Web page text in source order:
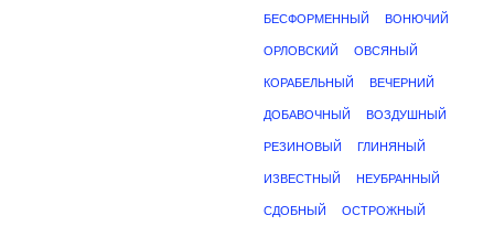
БЕСФОРМЕННЫЙ ВОНЮЧИЙ
ОРЛОВСКИЙ ОВСЯНЫЙ
КОРАБЕЛЬНЫЙ ВЕЧЕРНИЙ
ДОБАВОЧНЫЙ ВОЗДУШНЫЙ
РЕЗИНОВЫЙ ГЛИНЯНЫЙ
ИЗВЕСТНЫЙ НЕУБРАННЫЙ
СДОБНЫЙ ОСТРОЖНЫЙ